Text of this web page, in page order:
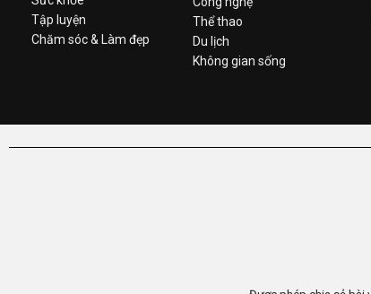
Tập luyện
Chăm sóc & Làm đẹp
Thể thao
Du lịch
Không gian sống